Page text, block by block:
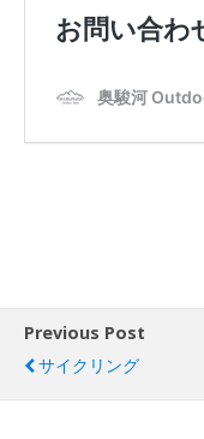
Previous Post
サイクリング